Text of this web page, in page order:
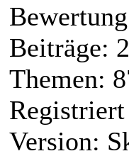
Beiträge:
Themen:
Version: